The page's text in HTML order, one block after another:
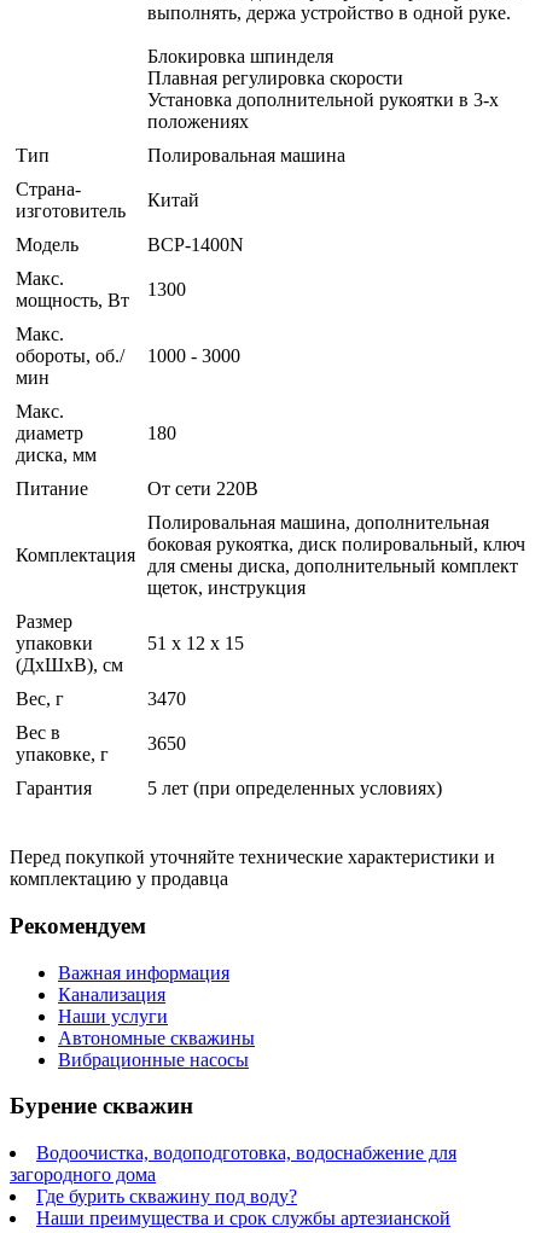
выполнять, держа устройство в одной руке.
Блокировка шпинделя
Плавная регулировка скорости
Установка дополнительной рукоятки в 3-х
положениях
Тип
Полировальная машина
Страна-
изготовитель
Китай
Модель
BCP-1400N
Макс.
мощность, Вт
1300
Макс.
обороты, об./
мин
1000 - 3000
Макс.
диаметр
диска, мм
180
Питание От сети 220В
Комплектация
Полировальная машина, дополнительная
боковая рукоятка, диск полировальный, ключ
для смены диска, дополнительный комплект
щеток, инструкция
Размер
упаковки
(ДхШхВ), см
51 x 12 x 15
Вес, г
3470
Вес в
упаковке, г
3650
Гарантия 5 лет (при определенных условиях)
Перед покупкой уточняйте технические характеристики и
комплектацию у продавца
Рекомендуем
Важная информация
Канализация
Наши услуги
Автономные скважины
Вибрационные насосы
Бурение скважин
Водоочистка, водоподготовка, водоснабжение для
загородного дома
Где бурить скважину под воду?
Наши преимущества и срок службы артезианской